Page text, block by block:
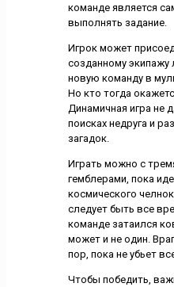
команде является
выполнять задание.
Игрок может
созданному экипажу
новую команду в
Но кто тогда
Динамичная игра не
поисках недруга и
загадок.
Играть можно с
гемблерами, пока
космического
следует быть все
команде затаился
может и не один.
пор, пока не убьет
Чтобы победить,